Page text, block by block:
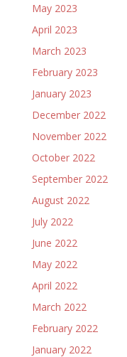
May 2023
April 2023
March 2023
February 2023
January 2023
December 2022
November 2022
October 2022
September 2022
August 2022
July 2022
June 2022
May 2022
April 2022
March 2022
February 2022
January 2022